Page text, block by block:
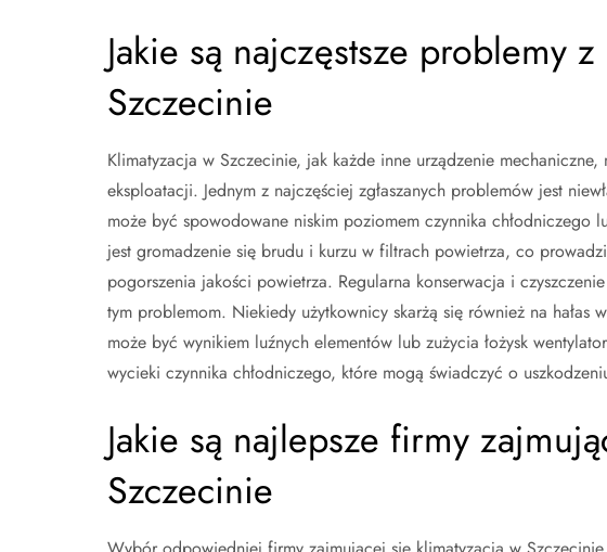
Jakie są najczęstsze problemy
Szczecinie
Klimatyzacja w Szczecinie, jak każde inne urządzenie
eksploatacji. Jednym z najczęściej zgłaszanych problemów jest
może być spowodowane niskim poziomem czynnika chłodniczego
jest gromadzenie się brudu i kurzu w filtrach powietrza, co
pogorszenia jakości powietrza. Regularna konserwacja i
tym problemom. Niekiedy użytkownicy skarżą się również na hałas
może być wynikiem luźnych elementów lub zużycia łożysk
wycieki czynnika chłodniczego, które mogą świadczyć o
Jakie są najlepsze firmy
Szczecinie